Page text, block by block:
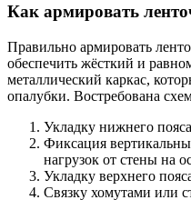
Как армировать
Правильно армировать
обеспечить жёсткий и
металлический каркас,
опалубки. Востребована
Укладку нижнего
Фиксация
нагрузок от стены на
Укладку верхнего
Связку хомутами или